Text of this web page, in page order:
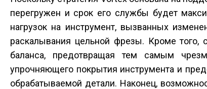
перегружен и срок его службы будет
нагрузок на инструмент, вызванных
раскалывания цельной фрезы. Кроме того,
баланса, предотвращая тем самым
упрочняющего покрытия инструмента и
обрабатываемой детали. Наконец,